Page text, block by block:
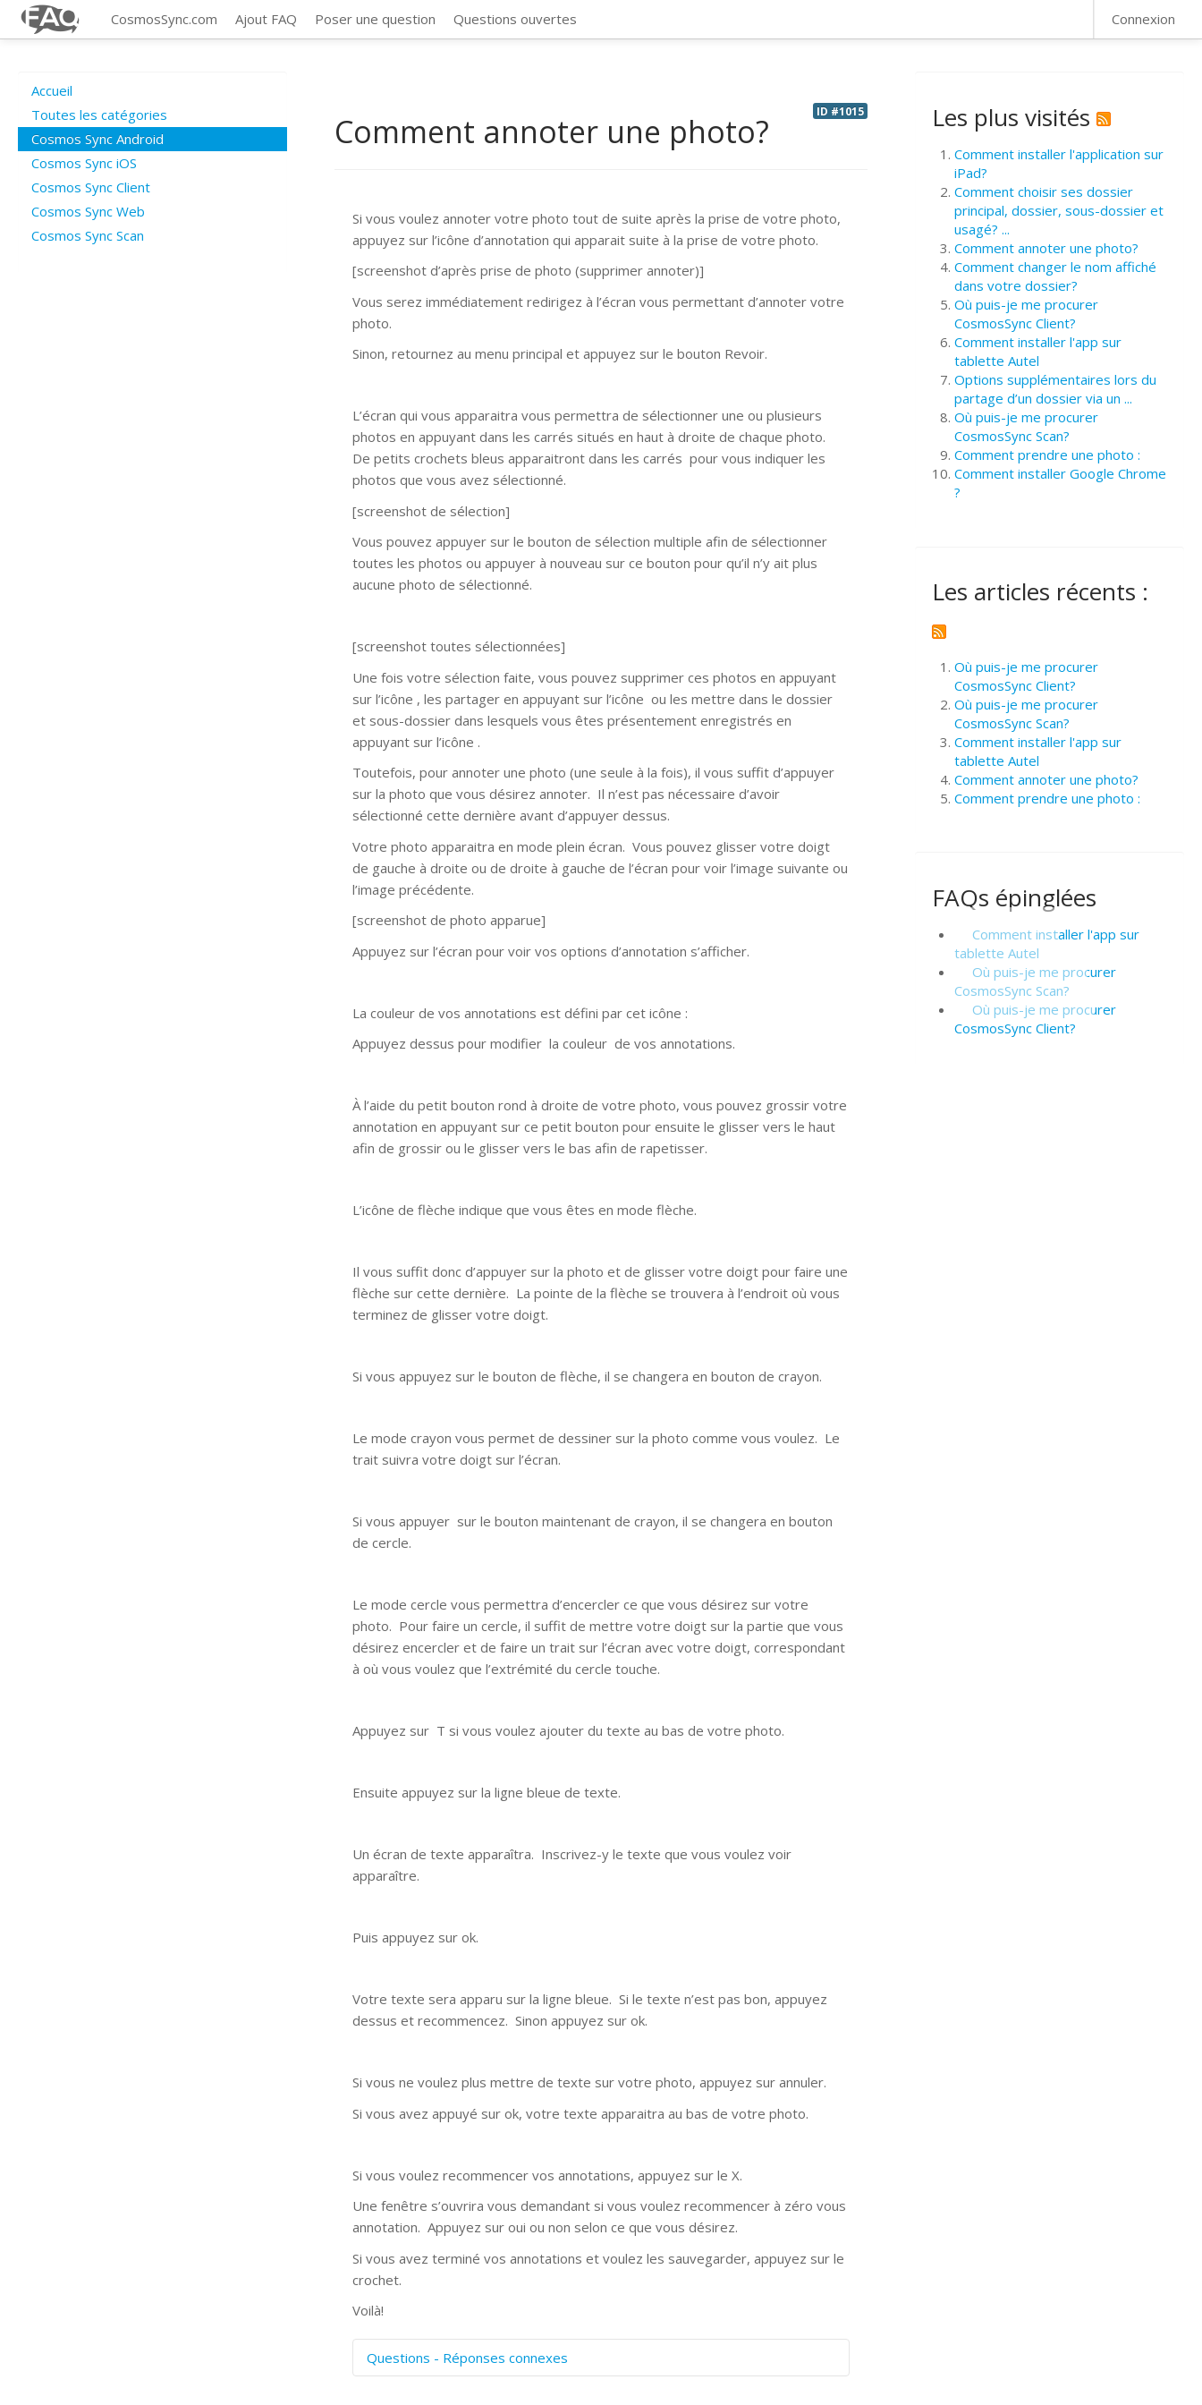
CosmosSync.com Ajout FAQ Poser une question Questions ouvertes Connexion
Accueil
Toutes les catégories
Cosmos Sync Android
Cosmos Sync iOS
Cosmos Sync Client
Cosmos Sync Web
Cosmos Sync Scan
ID #1015
Comment annoter une photo?
Si vous voulez annoter votre photo tout de suite après la prise de votre photo,
appuyez sur l’icône d’annotation qui apparait suite à la prise de votre photo.
[screenshot d’après prise de photo (supprimer annoter)]
Vous serez immédiatement redirigez à l’écran vous permettant d’annoter votre
photo.
Sinon, retournez au menu principal et appuyez sur le bouton Revoir.
L’écran qui vous apparaitra vous permettra de sélectionner une ou plusieurs
photos en appuyant dans les carrés situés en haut à droite de chaque photo.
De petits crochets bleus apparaitront dans les carrés pour vous indiquer les
photos que vous avez sélectionné.
[screenshot de sélection]
Vous pouvez appuyer sur le bouton de sélection multiple afin de sélectionner
toutes les photos ou appuyer à nouveau sur ce bouton pour qu’il n’y ait plus
aucune photo de sélectionné.
[screenshot toutes sélectionnées]
Une fois votre sélection faite, vous pouvez supprimer ces photos en appuyant
sur l’icône , les partager en appuyant sur l’icône ou les mettre dans le dossier
et sous-dossier dans lesquels vous êtes présentement enregistrés en
appuyant sur l’icône .
Toutefois, pour annoter une photo (une seule à la fois), il vous suffit d’appuyer
sur la photo que vous désirez annoter. Il n’est pas nécessaire d’avoir
sélectionné cette dernière avant d’appuyer dessus.
Votre photo apparaitra en mode plein écran. Vous pouvez glisser votre doigt
de gauche à droite ou de droite à gauche de l’écran pour voir l’image suivante ou
l’image précédente.
[screenshot de photo apparue]
Appuyez sur l’écran pour voir vos options d’annotation s’afficher.
La couleur de vos annotations est défini par cet icône :
Appuyez dessus pour modifier la couleur de vos annotations.
À l’aide du petit bouton rond à droite de votre photo, vous pouvez grossir votre
annotation en appuyant sur ce petit bouton pour ensuite le glisser vers le haut
afin de grossir ou le glisser vers le bas afin de rapetisser.
L’icône de flèche indique que vous êtes en mode flèche.
Il vous suffit donc d’appuyer sur la photo et de glisser votre doigt pour faire une
flèche sur cette dernière. La pointe de la flèche se trouvera à l’endroit où vous
terminez de glisser votre doigt.
Si vous appuyez sur le bouton de flèche, il se changera en bouton de crayon.
Le mode crayon vous permet de dessiner sur la photo comme vous voulez. Le
trait suivra votre doigt sur l’écran.
Si vous appuyer sur le bouton maintenant de crayon, il se changera en bouton
de cercle.
Le mode cercle vous permettra d’encercler ce que vous désirez sur votre
photo. Pour faire un cercle, il suffit de mettre votre doigt sur la partie que vous
désirez encercler et de faire un trait sur l’écran avec votre doigt, correspondant
à où vous voulez que l’extrémité du cercle touche.
Appuyez sur T si vous voulez ajouter du texte au bas de votre photo.
Ensuite appuyez sur la ligne bleue de texte.
Un écran de texte apparaîtra. Inscrivez-y le texte que vous voulez voir
apparaître.
Puis appuyez sur ok.
Votre texte sera apparu sur la ligne bleue. Si le texte n’est pas bon, appuyez
dessus et recommencez. Sinon appuyez sur ok.
Si vous ne voulez plus mettre de texte sur votre photo, appuyez sur annuler.
Si vous avez appuyé sur ok, votre texte apparaitra au bas de votre photo.
Si vous voulez recommencer vos annotations, appuyez sur le X.
Une fenêtre s’ouvrira vous demandant si vous voulez recommencer à zéro vous
annotation. Appuyez sur oui ou non selon ce que vous désirez.
Si vous avez terminé vos annotations et voulez les sauvegarder, appuyez sur le
crochet.
Voilà!
Questions - Réponses connexes
Les plus visités
Comment installer l'application sur
iPad?
Comment choisir ses dossier
principal, dossier, sous-dossier et
usagé? ...
Comment annoter une photo?
Comment changer le nom affiché
dans votre dossier?
Où puis-je me procurer
CosmosSync Client?
Comment installer l'app sur
tablette Autel
Options supplémentaires lors du
partage d’un dossier via un ...
Où puis-je me procurer
CosmosSync Scan?
Comment prendre une photo :
Comment installer Google Chrome
?
Les articles récents :
Où puis-je me procurer
CosmosSync Client?
Où puis-je me procurer
CosmosSync Scan?
Comment installer l'app sur
tablette Autel
Comment annoter une photo?
Comment prendre une photo :
FAQs épinglées
Comment installer l'app sur
tablette Autel
Où puis-je me procurer
CosmosSync Scan?
Où puis-je me procurer
CosmosSync Client?